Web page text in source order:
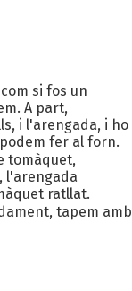
si fos un
A part,
i l'arengada, i ho
fer al forn.
tomàquet,
l'arengada
ratllat.
tapem amb